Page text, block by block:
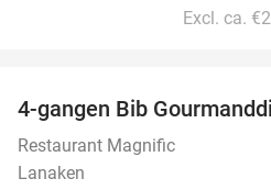
Excl. ca.
4-gangen Bib
Restaurant Magnific
Lanaken